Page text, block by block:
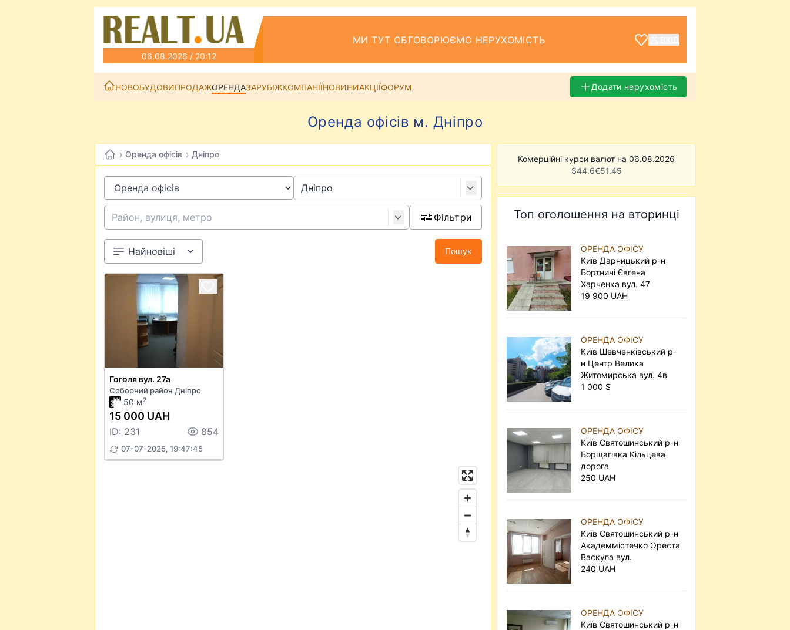
06.08.2026 / 20:12
МИ ТУТ ОБГОВОРЮЄМО НЕРУХОМІСТЬ
НОВОБУДОВИПРОДАЖОРЕНДАЗАРУБІЖКОМПАНІЇНОВИНИАКЦІЇФОРУМ Додати нерухомість
Оренда офісів м. Дніпро
› Оренда офісів › Дніпро
Фільтри
Пошук
Гоголя вул. 27а
Соборний район Дніпро
50 м2
15 000 UAH
ID: 231 854
07-07-2025, 19:47:45
Комерційні курси валют на 06.08.2026
$44.6€51.45
Топ оголошення на вторинці
ОРЕНДА ОФІСУ
Київ Дарницький р-н
Бортничі Євгена
Харченка вул. 47
19 900 UAH
ОРЕНДА ОФІСУ
Київ Шевченківський р-
н Центр Велика
Житомирська вул. 4в
1 000 $
ОРЕНДА ОФІСУ
Київ Святошинський р-н
Борщагівка Кільцева
дорога
250 UAH
ОРЕНДА ОФІСУ
Київ Святошинський р-н
Академмістечко Ореста
Васкула вул.
240 UAH
ОРЕНДА ОФІСУ
Київ Святошинський р-н